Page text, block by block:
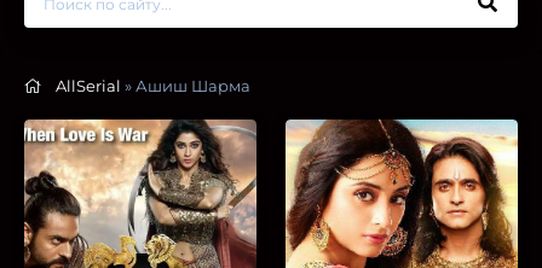
AllSerial » Ашиш Шарма